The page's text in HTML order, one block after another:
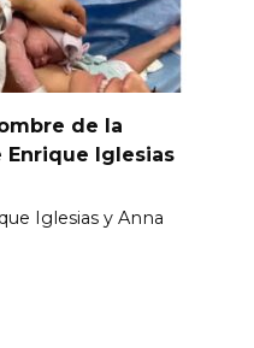
de la
Iglesias
Iglesias y Anna